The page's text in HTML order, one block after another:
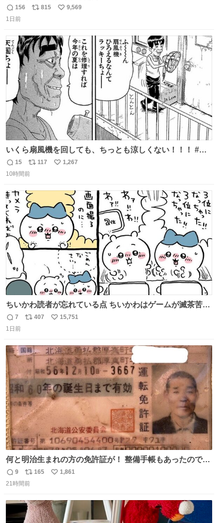
返
信
156
リ
ト
数
815
い
数
9,569
1日前
いくら扇風機を回しても、ちっとも涼しくない！！！ #浦
安鉄筋家族
返
信
15
リ
ポ
ト
数
117
い
1,267
10時間前
ちいかわ読者が忘れている点 ちいかわはゲームが滅茶苦茶
上手い
返
信
7
リ
ト
数
407
い
数
15,751
1日前
何と明治生まれの方の免許証が！ 整備手帳もあったのでこ
の方は新車で買われてるようです 住所調べても既に家はな
くAIに聞いたりリサーチ力の凄い酷道仲間に調べてもらっ
分の手でこの免許証を親族の方に返したいと思っていて今
回実現しそうです
返
信
9
リ
ポ
ト
数
165
い
数
1,861
21時間前